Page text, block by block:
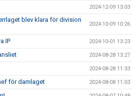
2024-12-09 13:03
blev klara för division
2024-10-09 10:26
IP 2024-10-01 13:23
2024-08-28 13:27
2024-08-28 11:33
för damlaget 2024-08-08 11:03